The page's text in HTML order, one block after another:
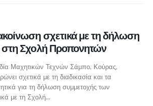
σχετικά με τη δήλωση
στη Σχολή Προπονητών
Μαχητικών Τεχνών Σάμπο, Κούρας,
σχετικά με τη διαδικασία και τα
για τη δήλωση συμμετοχής των
με τη Σχολή...